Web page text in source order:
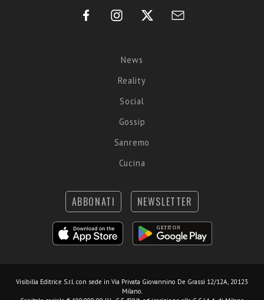
News
Reality
Social
Gossip
Sanremo
Cucina
ABBONATI NEWSLETTER
Visibilia Editrice S.r.l. con sede in Via Privata Giovannino De Grassi 12/12A, 20123
Milano.